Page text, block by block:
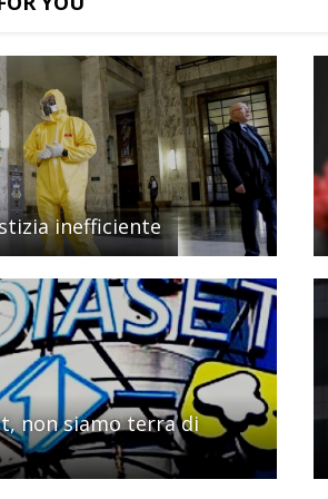
inefficiente
non siamo terra di